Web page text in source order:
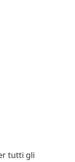
tutti gli